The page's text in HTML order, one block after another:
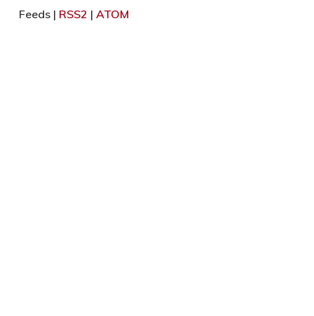
Feeds | RSS2 | ATOM